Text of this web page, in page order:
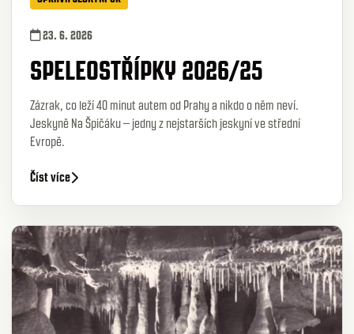
23. 6. 2026
SPELEOSTŘÍPKY 2026/25
Zázrak, co leží 40 minut autem od Prahy a nikdo o něm neví.
Jeskyně Na Špičáku – jedny z nejstarších jeskyní ve střední
Evropě.
Číst více